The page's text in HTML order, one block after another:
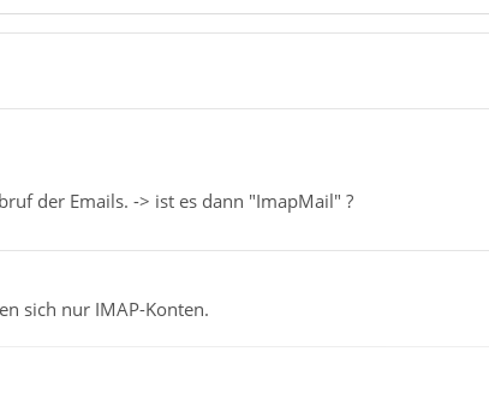
der Emails. -> ist es dann "ImapMail" ?
sich nur IMAP-Konten.